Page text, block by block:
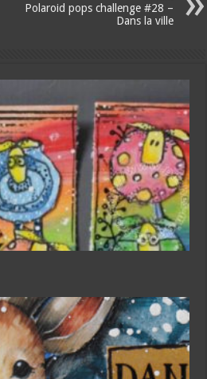
Polaroid pops challenge #28 –
Dans la ville